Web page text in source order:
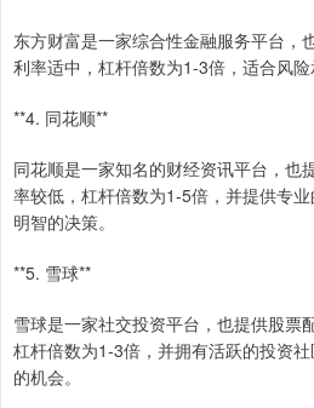
东方财富是一家综合性金融服务平台，
利率适中，杠杆倍数为1-3倍，适合风险
**4. 同花顺**
同花顺是一家知名的财经资讯平台，也
率较低，杠杆倍数为1-5倍，并提供专
明智的决策。
**5. 雪球**
雪球是一家社交投资平台，也提供股票
杠杆倍数为1-3倍，并拥有活跃的投资
的机会。